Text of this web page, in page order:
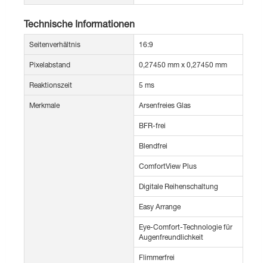
Technische Informationen
Seitenverhältnis 16:9
Pixelabstand 0,27450 mm x 0,27450 mm
Reaktionszeit 5 ms
Merkmale Arsenfreies Glas
BFR-frei
Blendfrei
ComfortView Plus
Digitale Reihenschaltung
Easy Arrange
Eye-Comfort-Technologie für
Augenfreundlichkeit
Flimmerfrei